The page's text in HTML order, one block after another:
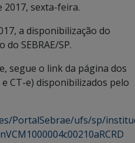
2017, sexta-feira.
a disponibilização do
SEBRAE/SP.
segue o link da página dos
CT-e) disponibilizados pelo
PortalSebrae/ufs/sp/